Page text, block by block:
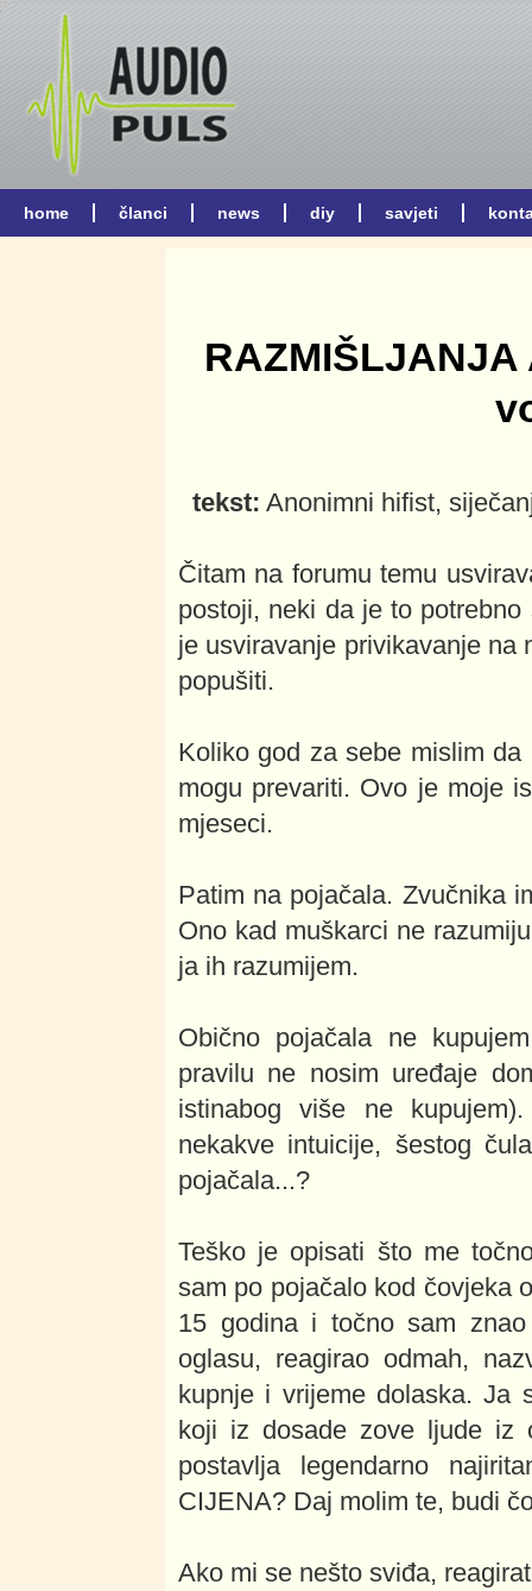
RAZMIŠLJANJA
tekst: Anonimni hifist,
Čitam na forumu temu
postoji, neki da je to
je usviravanje privikavanje na
popušiti.
Koliko god za sebe mislim
mogu prevariti. Ovo je moje
mjeseci.
Patim na pojačala. Zvučnika
Ono kad muškarci ne
ja ih razumijem.
Obično pojačala ne
pravilu ne nosim uređaje
istinabog više ne
nekakve intuicije, šestog
pojačala...?
Teško je opisati što me
sam po pojačalo kod čovjeka
15 godina i točno sam
oglasu, reagirao odmah,
kupnje i vrijeme dolaska. Ja
koji iz dosade zove ljude iz
postavlja legendarno
CIJENA? Daj molim te, budi
Ako mi se nešto sviđa,